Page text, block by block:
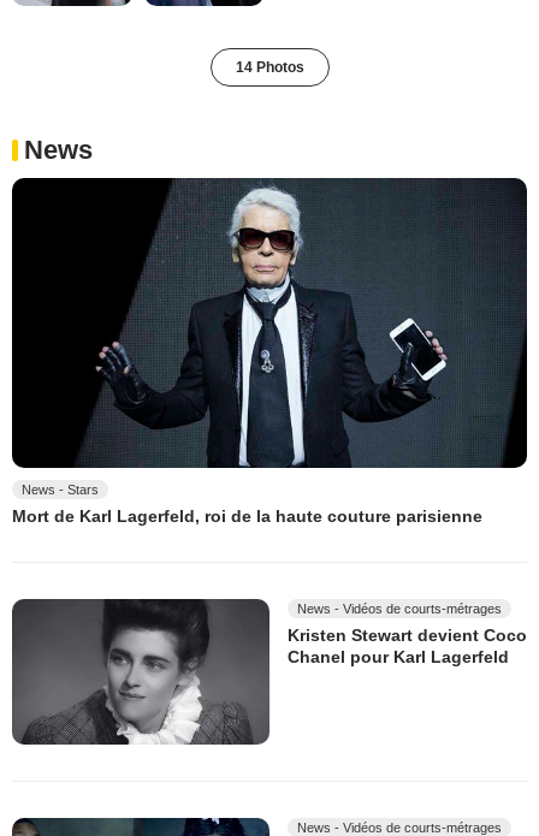
14 Photos
News
News - Stars
Mort de Karl Lagerfeld, roi de la haute couture parisienne
News - Vidéos de courts-métrages
Kristen Stewart devient Coco
Chanel pour Karl Lagerfeld
News - Vidéos de courts-métrages